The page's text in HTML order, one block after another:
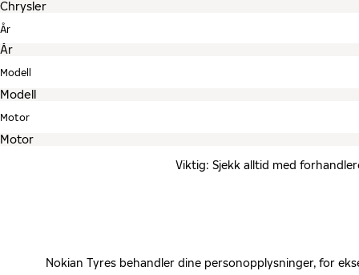
År
Modell
Motor
Viktig: Sjekk alltid med
Nokian Tyres behandler dine personopplysninger, for